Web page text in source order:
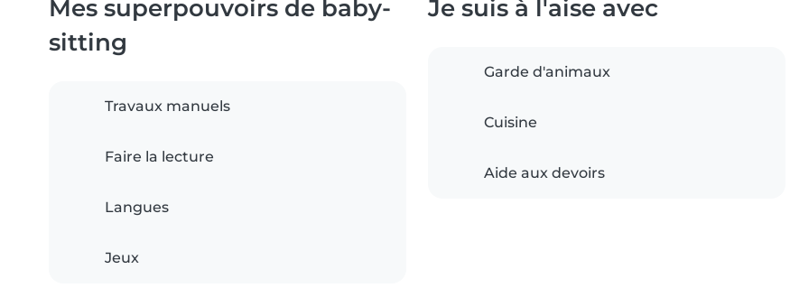
Mes superpouvoirs de baby-
sitting
Travaux manuels
Faire la lecture
Langues
Jeux
Je suis à l'aise avec
Garde d'animaux
Cuisine
Aide aux devoirs